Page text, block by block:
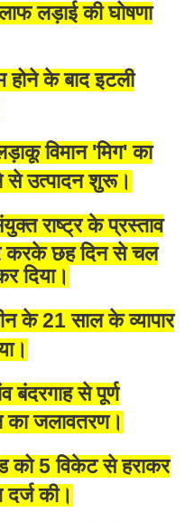
लड़ाई की घोषणा
होने के बाद इटली
विमान 'मिग' का
से उत्पादन शुरू।
राष्ट्र के प्रस्ताव
करके छह दिन से चल
दिया।
के 21 साल के व्यापार
बंदरगाह से पूर्ण
का जलावतरण।
को 5 विकेट से हराकर
की।